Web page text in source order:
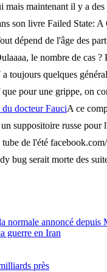
mais maintenant il y a des
son livre Failed State:
dépend de l'âge des
le nombre de cas ?
a toujours quelques
que pour une grippe, on
docteur FauciA ce
suppositoire russe pour
tube de l'été
bug serait morte des
normale annoncé depuis
guerre en Iran
près